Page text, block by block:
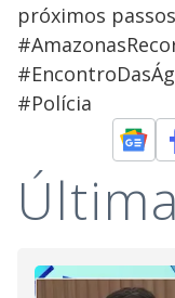
próximos
#Polícia